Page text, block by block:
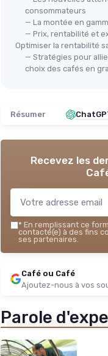
consommateurs
— La montée en
— Prix, rentabilité et
Optimiser la rentabilité
— Stratégies pour
choix des cafés en
Résumer
Recevez les
* En remplissant ce
contacté(e) à des fins
ses partenaires.
Café ou Café
Ajoutez-nous à vos
Parole